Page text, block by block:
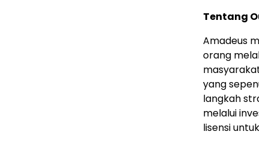
Tentang
Amadeus
orang
yang
langkah
melalui
lisensi